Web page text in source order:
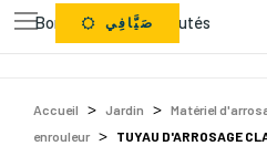
Bons Plans Nouveautés
صَيَّافِي
Accueil Jardin Matériel
enrouleur
TUYAU D'ARROSAGE